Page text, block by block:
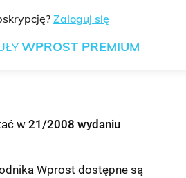
Zaloguj się
WPROST PREMIUM
w 21/2008 wydaniu
Wprost dostępne są